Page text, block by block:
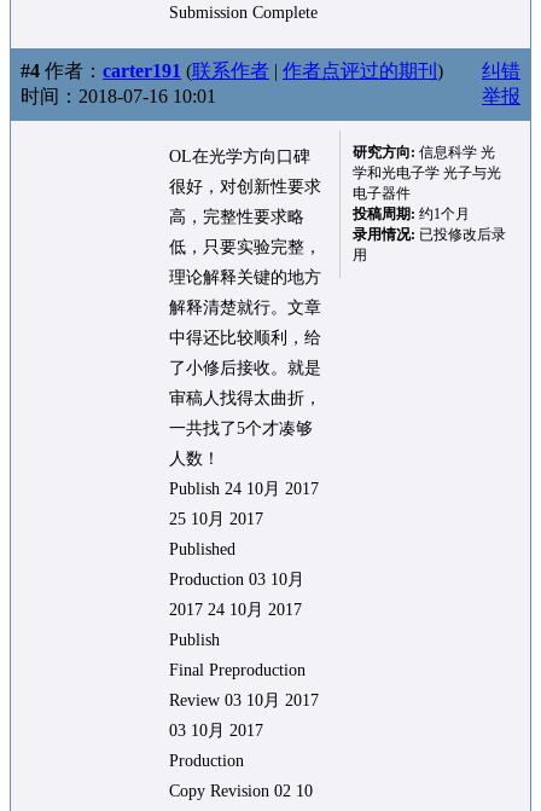
Submission Complete
#4 作者： carter191 (联系作者 | 作者点评过的期刊 )
时间：2018-07-16 10:01
纠错
举报
OL在光学方向口碑
很好，对创新性要求
高，完整性要求略
低，只要实验完整，
理论解释关键的地方
解释清楚就行。文章
中得还比较顺利，给
了小修后接收。就是
审稿人找得太曲折，
一共找了5个才凑够
人数！
Publish 24 10月 2017
25 10月 2017
Published
Production 03 10月
2017 24 10月 2017
Publish
Final Preproduction
Review 03 10月 2017
03 10月 2017
Production
Copy Revision 02 10
研究方向: 信息科学 光
学和光电子学 光子与光
电子器件
投稿周期: 约1个月
录用情况: 已投修改后录
用